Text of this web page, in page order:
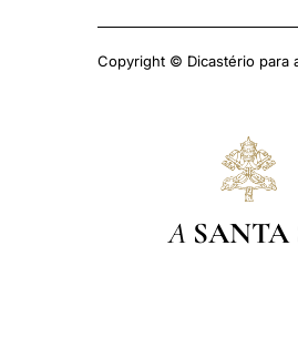
Copyright © Dicastério para
A SANTA